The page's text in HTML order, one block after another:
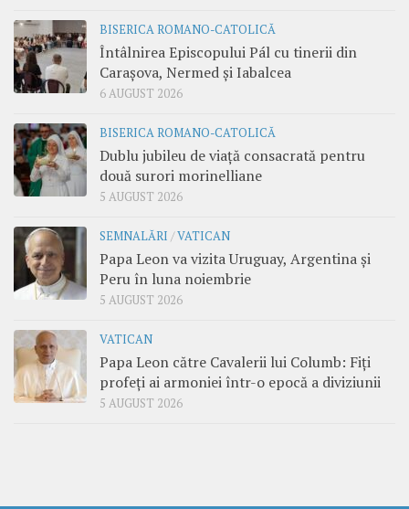
BISERICA ROMANO-CATOLICĂ
Întâlnirea Episcopului Pál cu tinerii din
Carașova, Nermed și Iabalcea
6 AUGUST 2026
BISERICA ROMANO-CATOLICĂ
Dublu jubileu de viață consacrată pentru
două surori morinelliane
5 AUGUST 2026
SEMNALĂRI /VATICAN
Papa Leon va vizita Uruguay, Argentina și
Peru în luna noiembrie
5 AUGUST 2026
VATICAN
Papa Leon către Cavalerii lui Columb: Fiți
profeți ai armoniei într-o epocă a diviziunii
5 AUGUST 2026